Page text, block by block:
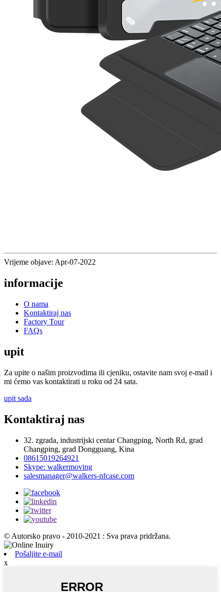
Vrijeme objave: Apr-07-2022
informacije
O nama
Kontaktiraj nas
Factory Tour
FAQs
upit
Za upite o našim proizvodima ili cjeniku, ostavite nam svoj e-mail i
mi ćemo vas kontaktirati u roku od 24 sata.
upit sada
Kontaktiraj nas
32. zgrada, industrijski centar Changping, North Rd, grad
Changping, grad Dongguang, Kina
08615019264921
Skype: walkermoving
salesmanager@walkers-nfcase.com
© Autorsko pravo - 2010-2021 : Sva prava pridržana.
Pošaljite e-mail
x